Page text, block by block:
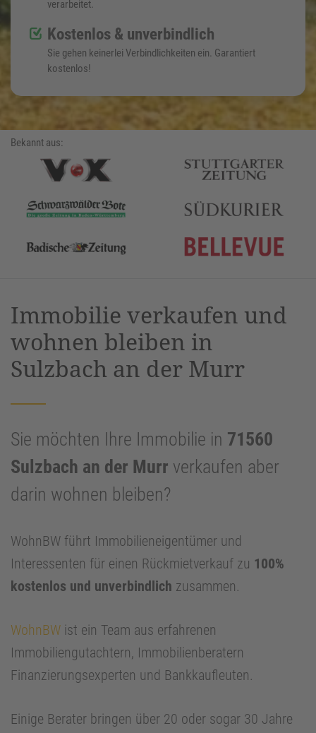
verarbeitet.
Kostenlos & unverbindlich
Sie gehen keinerlei Verbindlichkeiten ein. Garantiert
kostenlos!
Bekannt aus:
Immobilie verkaufen und
wohnen bleiben in
Sulzbach an der Murr
Sie möchten Ihre Immobilie in 71560
Sulzbach an der Murr verkaufen aber
darin wohnen bleiben?
WohnBW führt Immobilieneigentümer und
Interessenten für einen Rückmietverkauf zu 100%
kostenlos und unverbindlich zusammen.
WohnBW ist ein Team aus erfahrenen
Immobiliengutachtern, Immobilienberatern
Finanzierungsexperten und Bankkaufleuten.
Einige Berater bringen über 20 oder sogar 30 Jahre